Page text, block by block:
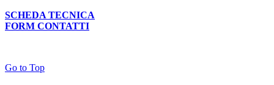
SCHEDA TECNICA
FORM CONTATTI
Go to Top